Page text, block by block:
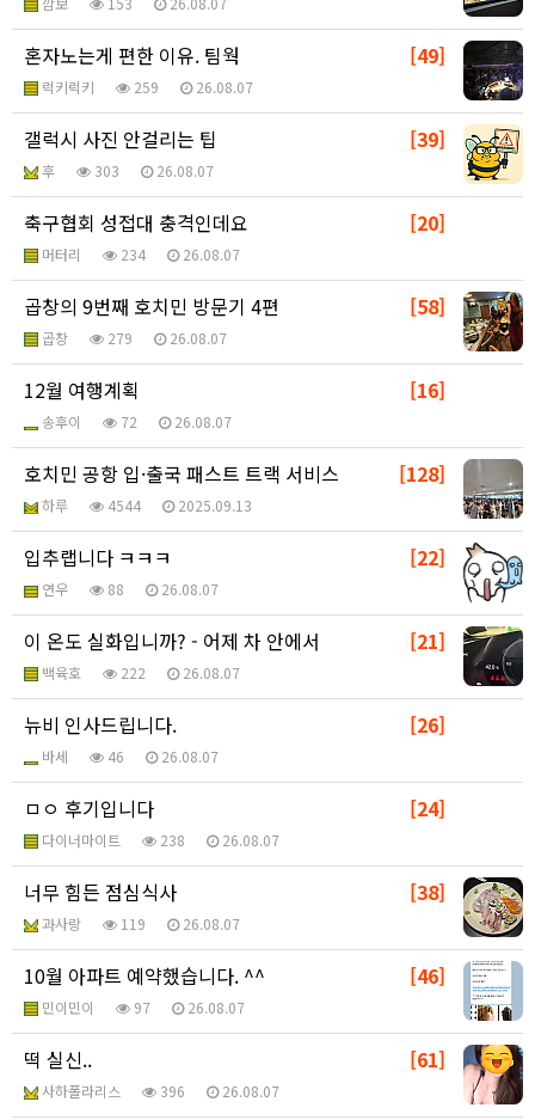
[49]
혼자노는게 편한 이유. 팀웍
럭키럭키 259 26.08.07
[39]
갤럭시 사진 안걸리는 팁
후 303 26.08.07
[20]
축구협회 성접대 충격인데요
머터리 234 26.08.07
[58]
곱창의 9번째 호치민 방문기 4편
곱창 279 26.08.07
[16]
12월 여행계획
송후이 72 26.08.07
[128]
호치민 공항 입·출국 패스트 트랙 서비스
하루 4544 2025.09.13
[22]
입추랩니다 ㅋㅋㅋ
연우 88 26.08.07
[21]
이 온도 실화입니까? - 어제 차 안에서
백육호 222 26.08.07
[26]
뉴비 인사드립니다.
바세 46 26.08.07
[24]
ㅁㅇ 후기입니다
다이너마이트 238 26.08.07
[38]
너무 힘든 점심식사
과사랑 119 26.08.07
[46]
10월 아파트 예약했습니다. ^^
민이민이 97 26.08.07
[61]
떡 실신..
사하폴라리스 396 26.08.07